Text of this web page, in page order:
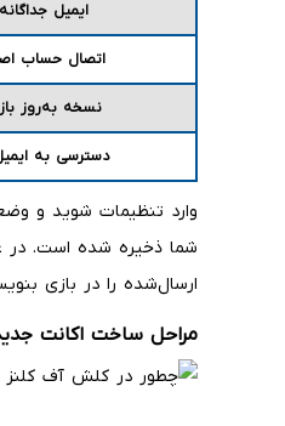
ایمیل جداگانه
اتصال حساب
نسخه به‌روز
دسترسی به
شما ذخیره شده است. در
ارسال‌شده را در بازی
مراحل ساخت اکانت